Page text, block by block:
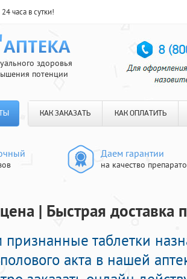
часа в сутки!
здоровья
потенции
КАК ЗАКАЗАТЬ КАК ОПЛАТИТЬ
Даем гарантии
на качество
| Быстрая доставка
признанные таблетки
акта в нашей